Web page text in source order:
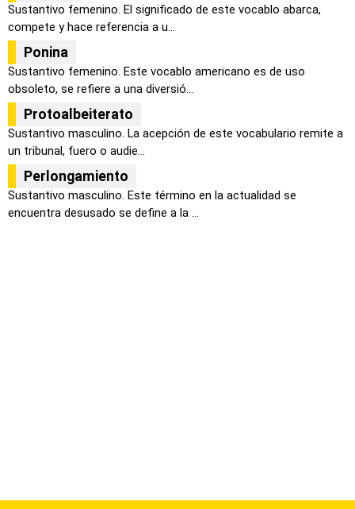
Sustantivo femenino. El significado de este vocablo abarca,
compete y hace referencia a u...
Ponina
Sustantivo femenino. Este vocablo americano es de uso
obsoleto, se refiere a una diversió...
Protoalbeiterato
Sustantivo masculino. La acepción de este vocabulario remite a
un tribunal, fuero o audie...
Perlongamiento
Sustantivo masculino. Este término en la actualidad se
encuentra desusado se define a la ...